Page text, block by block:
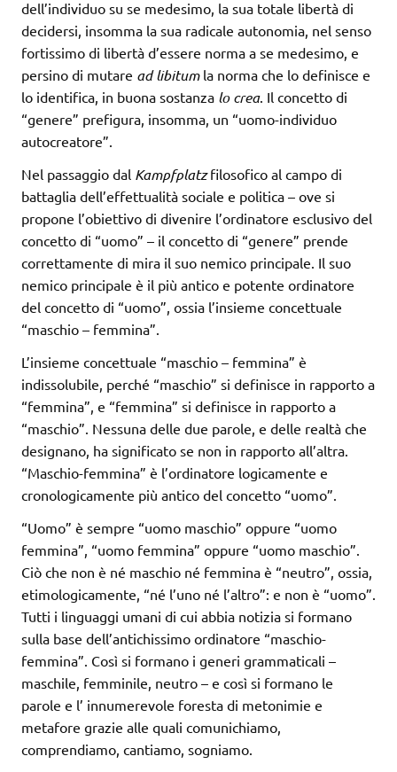
dell’individuo su se medesimo, la sua totale libertà di
decidersi, insomma la sua radicale autonomia, nel senso
fortissimo di libertà d’essere norma a se medesimo, e
persino di mutare ad libitumla norma che lo definisce e
lo identifica, in buona sostanza lo crea. Il concetto di
“genere” prefigura, insomma, un “uomo-individuo
autocreatore”.
Nel passaggio dal Kampfplatzfilosofico al campo di
battaglia dell’effettualità sociale e politica – ove si
propone l’obiettivo di divenire l’ordinatore esclusivo del
concetto di “uomo” – il concetto di “genere” prende
correttamente di mira il suo nemico principale. Il suo
nemico principale è il più antico e potente ordinatore
del concetto di “uomo”, ossia l’insieme concettuale
“maschio – femmina”.
L’insieme concettuale “maschio – femmina” è
indissolubile, perché “maschio” si definisce in rapporto a
“femmina”, e “femmina” si definisce in rapporto a
“maschio”. Nessuna delle due parole, e delle realtà che
designano, ha significato se non in rapporto all’altra.
“Maschio-femmina” è l’ordinatore logicamente e
cronologicamente più antico del concetto “uomo”.
“Uomo” è sempre “uomo maschio” oppure “uomo
femmina”, “uomo femmina” oppure “uomo maschio”.
Ciò che non è né maschio né femmina è “neutro”, ossia,
etimologicamente, “né l’uno né l’altro”: e non è “uomo”.
Tutti i linguaggi umani di cui abbia notizia si formano
sulla base dell’antichissimo ordinatore “maschio-
femmina”. Così si formano i generi grammaticali –
maschile, femminile, neutro – e così si formano le
parole e l’ innumerevole foresta di metonimie e
metafore grazie alle quali comunichiamo,
comprendiamo, cantiamo, sogniamo.